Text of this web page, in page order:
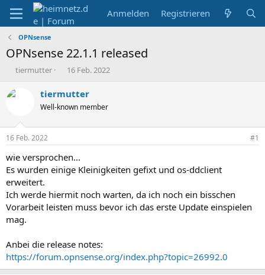
Anmelden Registrieren
OPNsense
OPNsense 22.1.1 released
E
s
e
r
tiermutter
E
s
e
t
a
16 Feb. 2022
tiermutter
Well-known member
16 Feb. 2022 #1
wie versprochen...
Es wurden einige Kleinigkeiten gefixt und os-ddclient
erweitert.
Ich werde hiermit noch warten, da ich noch ein bisschen
Vorarbeit leisten muss bevor ich das erste Update einspielen
mag.
Anbei die release notes:
https://forum.opnsense.org/index.php?topic=26992.0